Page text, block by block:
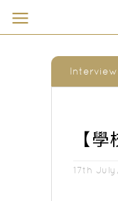
Interview
【
17th